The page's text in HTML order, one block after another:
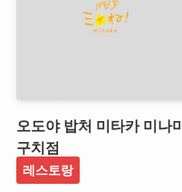
오도야 밥처 미타카 미나미
구치점
레스토랑